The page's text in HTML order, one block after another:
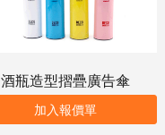
酒瓶造型摺疊廣告傘
加入報價單